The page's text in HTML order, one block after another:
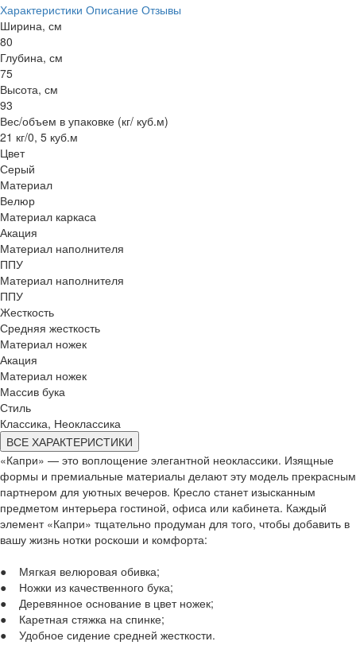
Характеристики Описание Отзывы
Ширина, см
80
Глубина, см
75
Высота, см
93
Вес/объем в упаковке (кг/ куб.м)
21 кг/0, 5 куб.м
Цвет
Серый
Материал
Велюр
Материал каркаса
Акация
Материал наполнителя
ППУ
Материал наполнителя
ППУ
Жесткость
Средняя жесткость
Материал ножек
Акация
Материал ножек
Массив бука
Стиль
Классика, Неоклассика
ВСЕ ХАРАКТЕРИСТИКИ
«Капри» — это воплощение элегантной неоклассики. Изящные
формы и премиальные материалы делают эту модель прекрасным
партнером для уютных вечеров. Кресло станет изысканным
предметом интерьера гостиной, офиса или кабинета. Каждый
элемент «Капри» тщательно продуман для того, чтобы добавить в
вашу жизнь нотки роскоши и комфорта:
● Мягкая велюровая обивка;
● Ножки из качественного бука;
● Деревянное основание в цвет ножек;
● Каретная стяжка на спинке;
● Удобное сидение средней жесткости.